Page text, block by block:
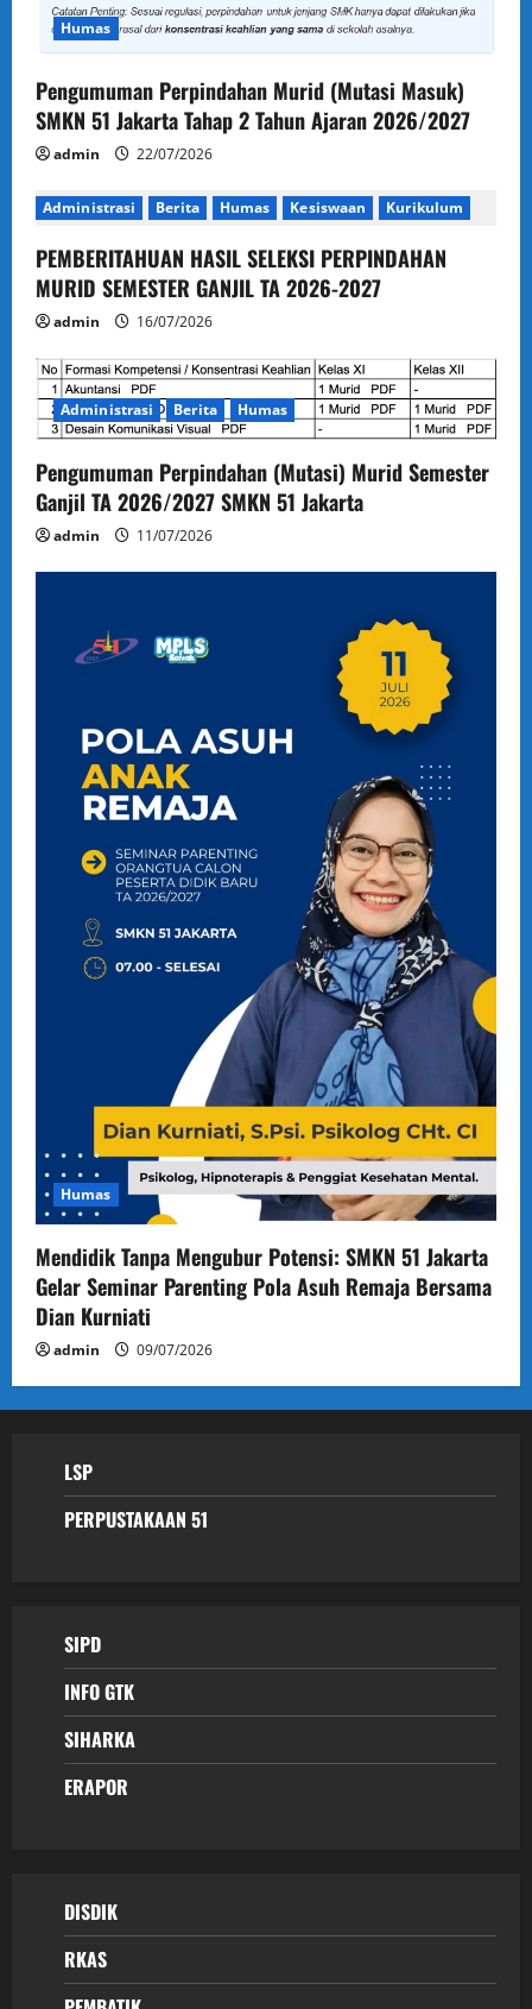
Humas
Pengumuman Perpindahan Murid (Mutasi Masuk)
SMKN 51 Jakarta Tahap 2 Tahun Ajaran 2026/2027
admin 22/07/2026
Administrasi Berita Humas Kesiswaan Kurikulum
PEMBERITAHUAN HASIL SELEKSI PERPINDAHAN
MURID SEMESTER GANJIL TA 2026-2027
admin 16/07/2026
Administrasi Berita Humas
Pengumuman Perpindahan (Mutasi) Murid Semester
Ganjil TA 2026/2027 SMKN 51 Jakarta
admin 11/07/2026
Humas
Mendidik Tanpa Mengubur Potensi: SMKN 51 Jakarta
Gelar Seminar Parenting Pola Asuh Remaja Bersama
Dian Kurniati
admin 09/07/2026
LSP
PERPUSTAKAAN 51
SIPD
INFO GTK
SIHARKA
ERAPOR
DISDIK
RKAS